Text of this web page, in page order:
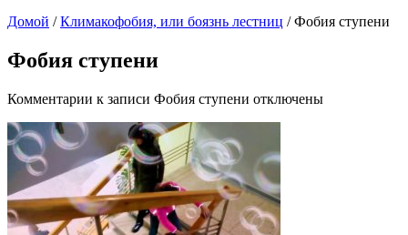
Домой / Климакофобия, или боязнь лестниц / Фобия ступени
Фобия ступени
Комментарии к записи Фобия ступени отключены